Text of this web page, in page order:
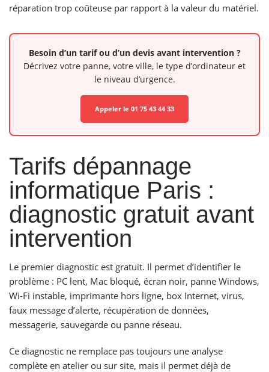
réparation trop coûteuse par rapport à la valeur du matériel.
Besoin d’un tarif ou d’un devis avant intervention ?
Décrivez votre panne, votre ville, le type d’ordinateur et
le niveau d’urgence.
Appeler le 01 75 43 44 33
Tarifs dépannage
informatique Paris :
diagnostic gratuit avant
intervention
Le premier diagnostic est gratuit. Il permet d’identifier le
problème : PC lent, Mac bloqué, écran noir, panne Windows,
Wi-Fi instable, imprimante hors ligne, box Internet, virus,
faux message d’alerte, récupération de données,
messagerie, sauvegarde ou panne réseau.
Ce diagnostic ne remplace pas toujours une analyse
complète en atelier ou sur site, mais il permet déjà de